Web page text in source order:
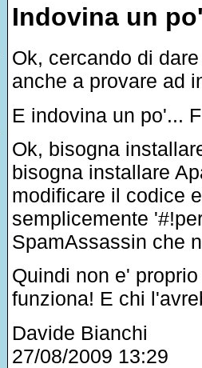
Indovina un
Ok, cercando di
anche a provare ad
E indovina un po'...
Ok, bisogna
bisogna installare
modificare il codice
semplicemente
SpamAssassin che
Quindi non e'
funziona! E chi
Davide Bianchi
27/08/2009 13:29